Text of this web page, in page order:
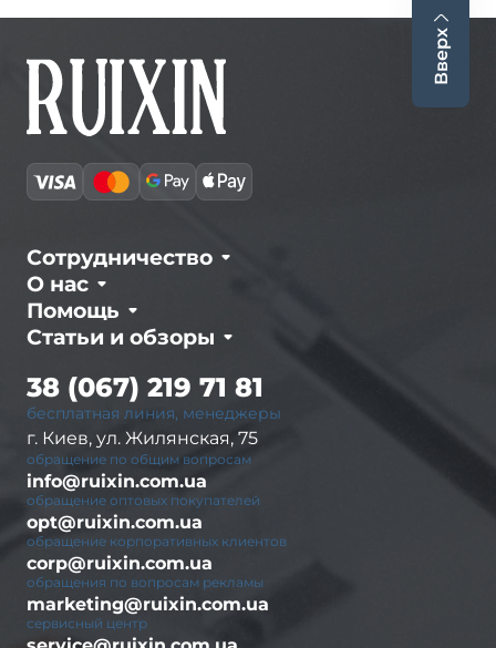
Вверх
О нас
Сотрудничество
Статьи и обзоры
Помощь
бесплатная линия, менеджеры
38 (067) 219 71 81
г. Киев, ул. Жилянская, 75
обращение по общим вопросам
info@ruixin.com.ua
обращение оптовых покупателей
opt@ruixin.com.ua
обращение корпоративных клиентов
corp@ruixin.com.ua
обращения по вопросам рекламы
marketing@ruixin.com.ua
сервисный центр